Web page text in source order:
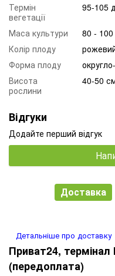
Термін
вегетації
95-105
Маса культури
80 - 100
Колір плоду
Форма плоду
Висота
рослини
40-50
Відгуки
Додайте перший відгук
Доставка
Детальніше про доставку
Приват24,
(передоплата)